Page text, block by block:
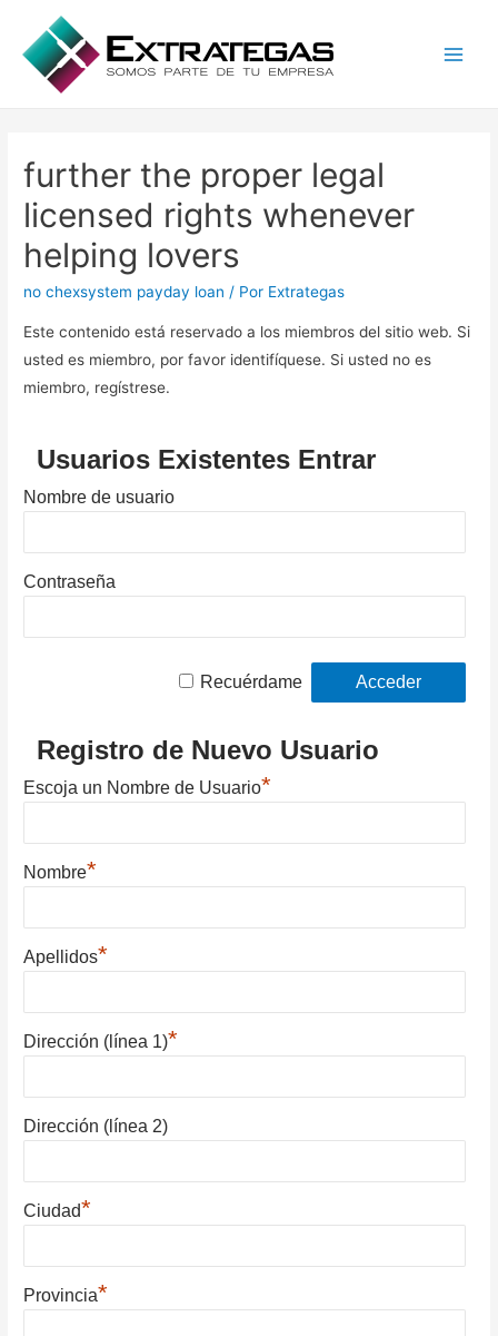
further the proper legal
licensed rights whenever
helping lovers
no chexsystem payday loan / Por Extrategas
Este contenido está reservado a los miembros del sitio web. Si
usted es miembro, por favor identifíquese. Si usted no es
miembro, regístrese.
Usuarios Existentes Entrar
Nombre de usuario
Contraseña
Recuérdame
Registro de Nuevo Usuario
Escoja un Nombre de Usuario*
Nombre*
Apellidos*
Dirección (línea 1)*
Dirección (línea 2)
Ciudad*
Provincia*